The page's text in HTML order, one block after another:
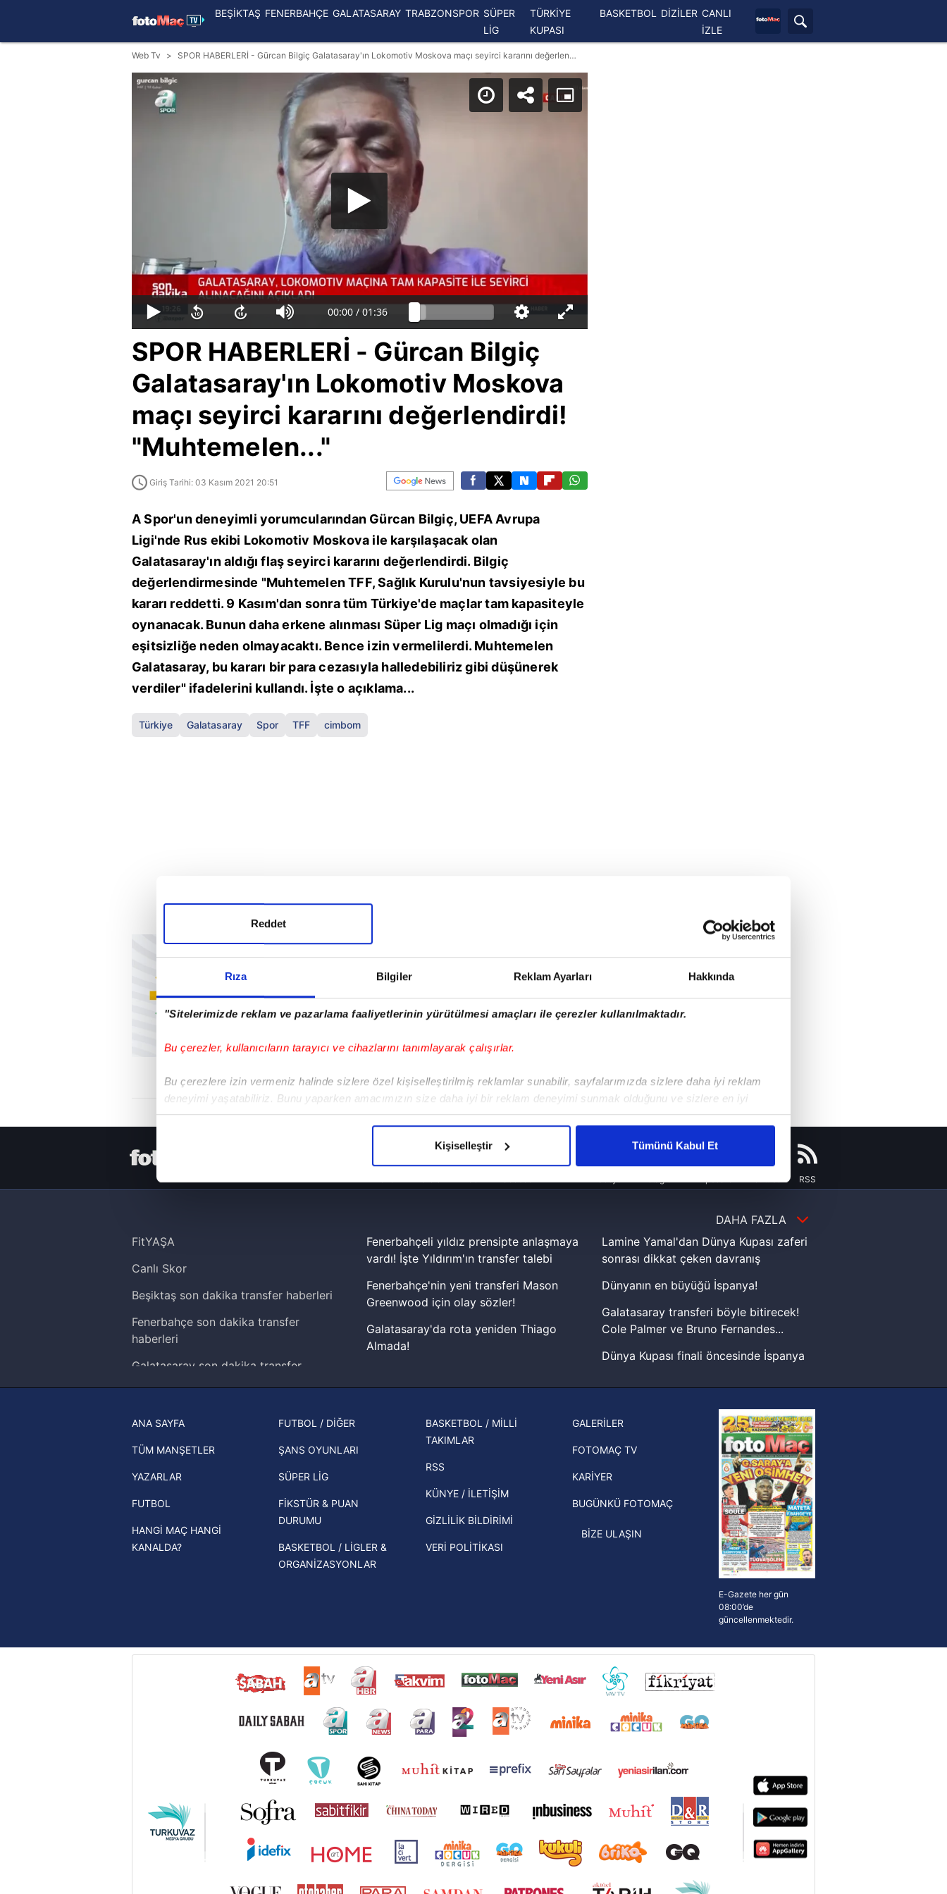
Rıza Bilgiler Reklam Ayarları Hakkında
"Sitelerimizde reklam ve pazarlama faaliyetlerinin yürütülmesi amaçları ile çerezler kullanılmaktadır.
Bu çerezler, kullanıcıların tarayıcı ve cihazlarını tanımlayarak çalışırlar.
Bu çerezlere izin vermeniz halinde sizlere özel kişiselleştirilmiş reklamlar sunabilir, sayfalarımızda sizlere daha iyi reklam
deneyimi yaşatabiliriz. Bunu yaparken amacımızın size daha iyi bir reklam deneyimi sunmak olduğunu ve sizlere en iyi
içerikleri sunabilmek adına elimizden gelen çabayı gösterdiğimizi ve bu noktada, reklamların maliyetlerimizi karşılamak
noktasında tek gelir kalemimiz olduğunu sizlere hatırlatmak isteriz.
Her halükârda, kullanıcılar, bu çerezlere izin vermedikleri takdirde, kullanıcılara hedefli reklamlar gösterilmeyecektir."
çerezler vasıtasıyla çeşitli kişisel verileriniz işlenmekte olup gerekli olan çerezler bilgi toplumu hizmetlerinin sunulması
reklam/pazarlama faaliyetlerinin yapılması, amaçlarıyla sınırlı olarak açık rızanız dahilinde kullanılacaktır.
Çerezlere ilişkin tercihlerinizi aşağıda yer alan panel vasıtasıyla belirleyebilirsiniz. Çerezlere ilişkin detaylı bilgi için Ayarlar
butonuna tıklayabilir,Çerez Bilgilendirme Metnimiziziyaret edebilirsiniz.
6698 sayılı Kişisel Verilerin Korunması Kanunu uyarınca hazırlanmış Aydınlatma Metnimizi okumak ve sitemizde ilgili
mevzuata uygun olarak kullanılan çerezlerle ilgili bilgi almak için lütfen
Reddet
Kişiselleştir Tümünü Kabul Et
BEŞİKTAŞ FENERBAHÇE GALATASARAY TRABZONSPOR SÜPER
LİG
TÜRKİYE
KUPASI
BASKETBOL DİZİLER CANLI
İZLE
Web Tv SPOR HABERLERİ - Gürcan Bilgiç Galatasaray'ın Lokomotiv Moskova maçı seyirci kararını değerlendirdi! 'Muhtemelen...'
00:00 / 01:36
SPOR HABERLERİ - Gürcan Bilgiç
Galatasaray'ın Lokomotiv Moskova
maçı seyirci kararını değerlendirdi!
"Muhtemelen..."
Giriş Tarihi: 03 Kasım 2021 20:51
A Spor'un deneyimli yorumcularından Gürcan Bilgiç, UEFA Avrupa
Ligi'nde Rus ekibi Lokomotiv Moskova ile karşılaşacak olan
Galatasaray'ın aldığı flaş seyirci kararını değerlendirdi. Bilgiç
değerlendirmesinde "Muhtemelen TFF, Sağlık Kurulu'nun tavsiyesiyle bu
kararı reddetti. 9 Kasım'dan sonra tüm Türkiye'de maçlar tam kapasiteyle
oynanacak. Bunun daha erkene alınması Süper Lig maçı olmadığı için
eşitsizliğe neden olmayacaktı. Bence izin vermelilerdi. Muhtemelen
Galatasaray, bu kararı bir para cezasıyla halledebiliriz gibi düşünerek
verdiler" ifadelerini kullandı. İşte o açıklama...
Türkiye Galatasaray Spor TFF cimbom
RSS
DAHA FAZLA
FitYAŞA
Canlı Skor
Beşiktaş son dakika transfer haberleri
Fenerbahçe son dakika transfer
haberleri
Galatasaray son dakika transfer
haberleri
Trendyol Süper Lig haberleri
Ziraat Türkiye Kupası haberleri
UEFA Şampiyonlar Ligi haberleri
UEFA Avrupa Ligi haberleri
UEFA Konferans Ligi haberleri
Fenerbahçeli yıldız prensipte anlaşmaya
vardı! İşte Yıldırım'ın transfer talebi
Fenerbahçe'nin yeni transferi Mason
Greenwood için olay sözler!
Galatasaray'da rota yeniden Thiago
Almada!
muhtemel rakibi belli oldu! Gornik
İspanya-Arjantin finalinin ardından dış
Beşiktaş'ın UEFA Avrupa Ligi'nde 3. Ön
Eleme Turu muhtemel rakipleri belli
Lamine Yamal'dan Dünya Kupası zaferi
sonrası dikkat çeken davranış
Dünyanın en büyüğü İspanya!
Galatasaray transferi böyle bitirecek!
Cole Palmer ve Bruno Fernandes...
Dünya Kupası finali öncesinde İspanya
şampiyonluk yüzüğü verilecek
Hernan Crespo, Meksika Ligi
ekiplerinden Atlas'ın yeni teknik
direktörü oldu
ANA SAYFA
TÜM MANŞETLER
YAZARLAR
FUTBOL
HANGİ MAÇ HANGİ
KANALDA?
FUTBOL / DİĞER
ŞANS OYUNLARI
SÜPER LİG
FİKSTÜR & PUAN
DURUMU
BASKETBOL / LİGLER &
ORGANİZASYONLAR
BASKETBOL / MİLLİ
TAKIMLAR
RSS
KÜNYE / İLETİŞİM
GİZLİLİK BİLDİRİMİ
VERİ POLİTİKASI
GALERİLER
FOTOMAÇ TV
KARİYER
BUGÜNKÜ FOTOMAÇ
BİZE ULAŞIN
E-Gazete her gün
08:00’de
güncellenmektedir.